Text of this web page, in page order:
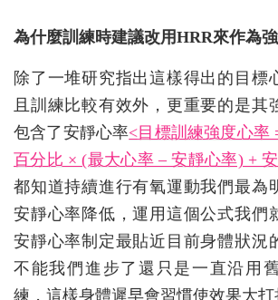
為什麼訓練時建議改用HRR來作為
除了一堆研究指出這樣得出的目標
且訓練比較有效外，更重要的是其
包含了安靜心率<目標訓練強度心率
百分比 × (最大心率 – 安靜心率) +
都知道持續進行有氧運動我們最為
安靜心率降低，運用這個公式我們
安靜心率制定最貼近目前身體狀況
不能我們進步了還只是一直沿用
練，這樣身體遲早會習慣使效果大打